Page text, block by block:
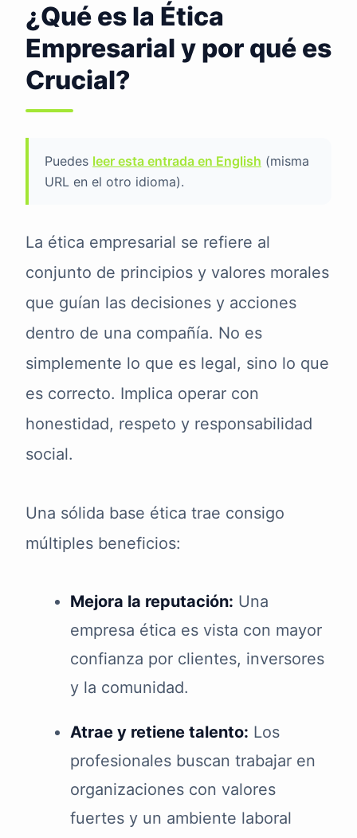
¿Qué es la Ética
Empresarial y por qué es
Crucial?
Puedes leer esta entrada en English (misma
URL en el otro idioma).
La ética empresarial se refiere al
conjunto de principios y valores morales
que guían las decisiones y acciones
dentro de una compañía. No es
simplemente lo que es legal, sino lo que
es correcto. Implica operar con
honestidad, respeto y responsabilidad
social.
Una sólida base ética trae consigo
múltiples beneficios:
Mejora la reputación: Una
empresa ética es vista con mayor
confianza por clientes, inversores
y la comunidad.
Atrae y retiene talento: Los
profesionales buscan trabajar en
organizaciones con valores
fuertes y un ambiente laboral